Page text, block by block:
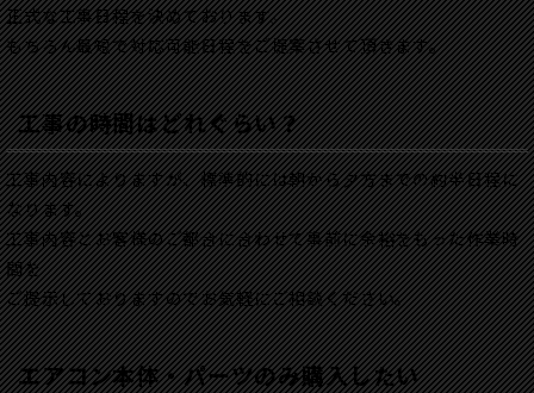
正式な工事日程を決めております。
もちろん最短で対応可能日程をご提案させて頂きます。
工事の時間はどれぐらい？
工事内容によりますが、標準的には朝から夕方までの約半日程に
なります。
工事内容とお客様のご都合に合わせて事前に余裕をもった作業時
間を
ご提示しておりますのでお気軽にご相談ください。
エアコン本体・パーツのみ購入したい